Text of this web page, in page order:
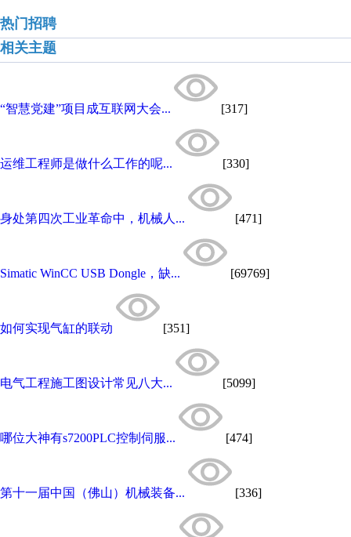
热门招聘
相关主题
“智慧党建”项目成互联网大会... [317]
运维工程师是做什么工作的呢... [330]
身处第四次工业革命中，机械人... [471]
Simatic WinCC USB Dongle，缺... [69769]
如何实现气缸的联动 [351]
电气工程施工图设计常见八大... [5099]
哪位大神有s7200PLC控制伺服... [474]
第十一届中国（佛山）机械装备... [336]